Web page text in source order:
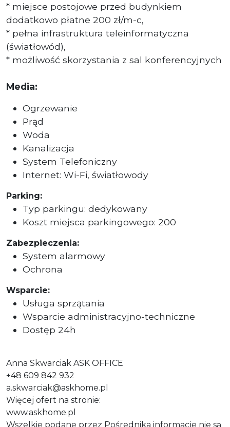
* miejsce postojowe przed budynkiem
dodatkowo płatne 200 zł/m-c,
* pełna infrastruktura teleinformatyczna
(światłowód),
* możliwość skorzystania z sal konferencyjnych
Media:
Ogrzewanie
Prąd
Woda
Kanalizacja
System Telefoniczny
Internet: Wi-Fi, światłowody
Parking:
Typ parkingu: dedykowany
Koszt miejsca parkingowego: 200
Zabezpieczenia:
System alarmowy
Ochrona
Wsparcie:
Usługa sprzątania
Wsparcie administracyjno-techniczne
Dostęp 24h
Anna Skwarciak ASK OFFICE
+48 609 842 932
a.skwarciak@askhome.pl
Więcej ofert na stronie:
www.askhome.pl
Wszelkie podane przez Pośrednika informacje nie są